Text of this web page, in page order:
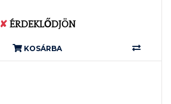
✘ÉRDEKLŐDJÖN
KOSÁRBA